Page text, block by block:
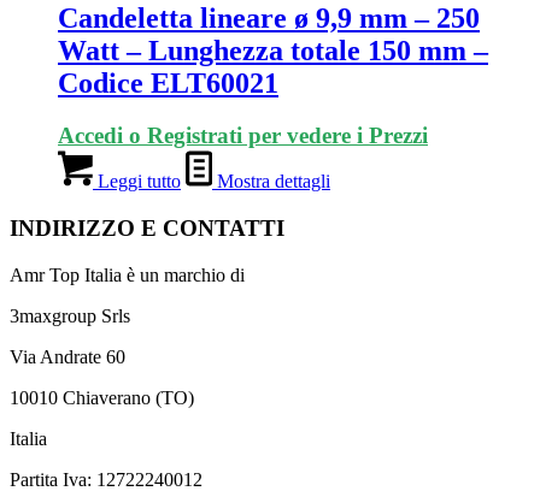
Candeletta lineare ø 9,9 mm – 250
Watt – Lunghezza totale 150 mm –
Codice ELT60021
Accedi o Registrati per vedere i Prezzi
Leggi tutto Mostra dettagli
INDIRIZZO E CONTATTI
Amr Top Italia è un marchio di
3maxgroup Srls
Via Andrate 60
10010 Chiaverano (TO)
Italia
Partita Iva: 12722240012